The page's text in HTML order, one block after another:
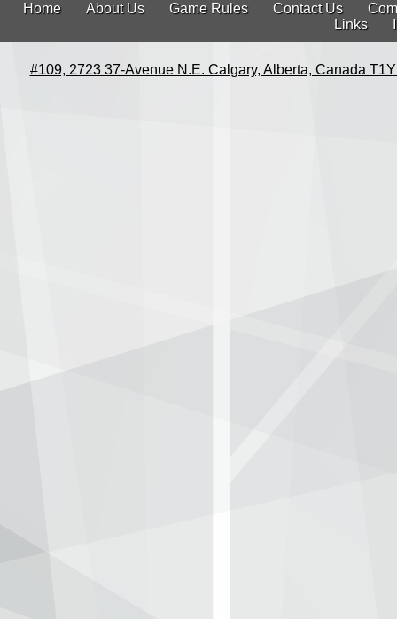
Home About Us Game Rules Contact Us
Links
#109, 2723 37-Avenue N.E. Calgary, Alberta, Canada